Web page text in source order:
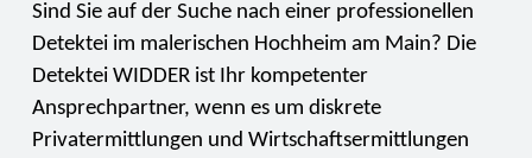
Sind Sie auf der Suche nach einer professionellen
Detektei im malerischen Hochheim am Main? Die
Detektei WIDDER ist Ihr kompetenter
Ansprechpartner, wenn es um diskrete
Privatermittlungen und Wirtschaftsermittlungen